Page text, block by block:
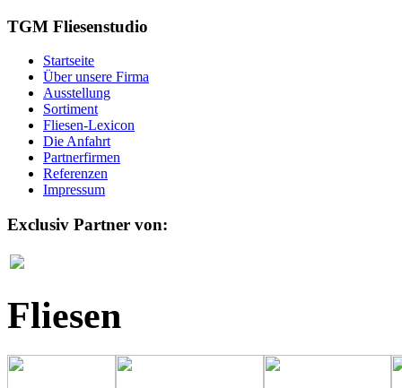
TGM Fliesenstudio
Startseite
Über unsere Firma
Ausstellung
Sortiment
Fliesen-Lexicon
Die Anfahrt
Partnerfirmen
Referenzen
Impressum
Exclusiv Partner von:
Fliesen